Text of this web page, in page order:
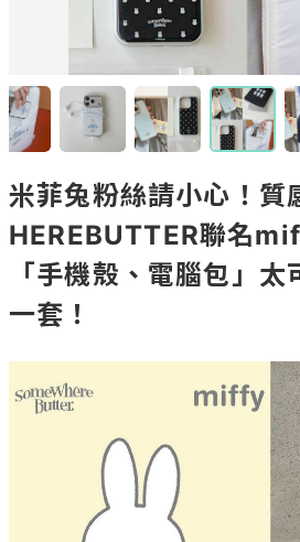
米菲兔粉絲請小心！質
HEREBUTTER聯名
「手機殼、電腦包」
一套！